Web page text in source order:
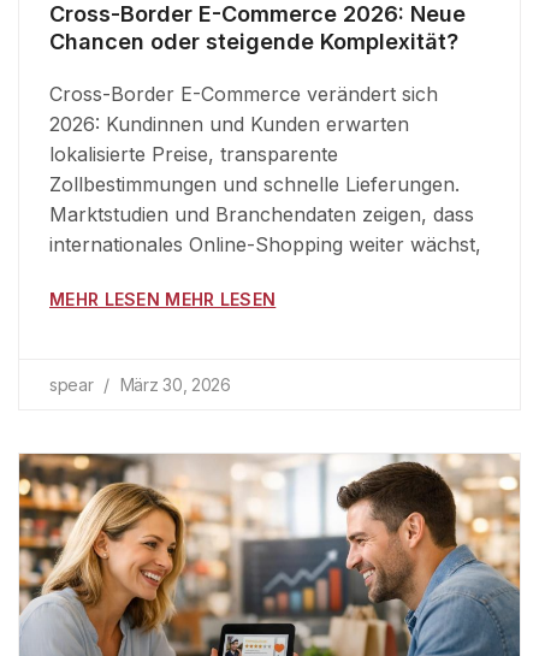
Cross-Border E-Commerce 2026: Neue
Chancen oder steigende Komplexität?
Cross-Border E-Commerce verändert sich
2026: Kundinnen und Kunden erwarten
lokalisierte Preise, transparente
Zollbestimmungen und schnelle Lieferungen.
Marktstudien und Branchendaten zeigen, dass
internationales Online-Shopping weiter wächst,
MEHR LESEN MEHR LESEN
spear März 30, 2026